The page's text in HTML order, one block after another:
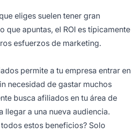
eliges suelen tener gran
que apuntas, el ROI es típicamente
esfuerzos de marketing.
permite a tu empresa entrar en
necesidad de gastar muchos
busca afiliados en tu área de
llegar a una nueva audiencia.
estos beneficios? Solo